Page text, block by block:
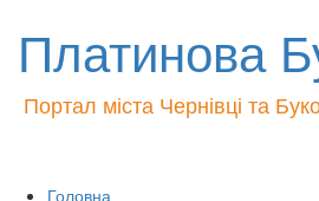
Платинова
Портал міста Чернівці та
Головна